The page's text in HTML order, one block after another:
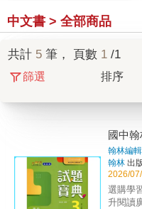
中文書 > 全部商品
共計 5 筆， 頁數 1 /1
篩選 排序
國中翰
翰林編輯
翰林 出
2026/
選購學
升閱讀